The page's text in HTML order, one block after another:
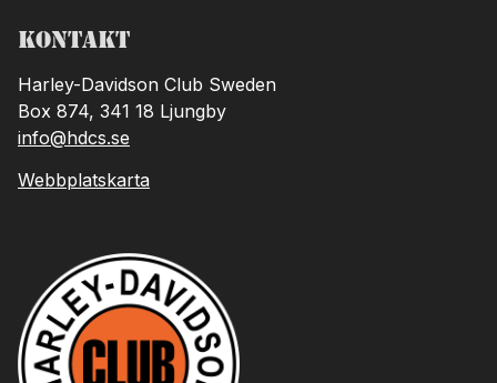
Kontakt
Harley-Davidson Club Sweden
Box 874, 341 18 Ljungby
info@hdcs.se
Webbplatskarta